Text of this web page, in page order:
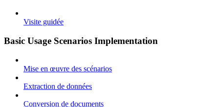
Visite guidée
Basic Usage Scenarios Implementation
Mise en œuvre des scénarios
Extraction de données
Conversion de documents